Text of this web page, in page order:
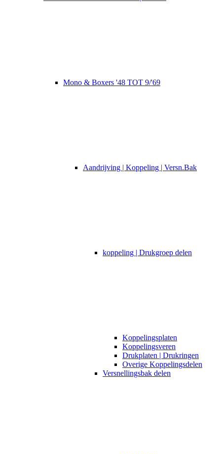
Mono & Boxers '48 TOT 9/'69
Aandrijving | Koppeling | Versn.Bak
koppeling | Drukgroep delen
Koppelingsplaten
Koppelingsveren
Drukplaten | Drukringen
Overige Koppelingsdelen
Versnellingsbak delen